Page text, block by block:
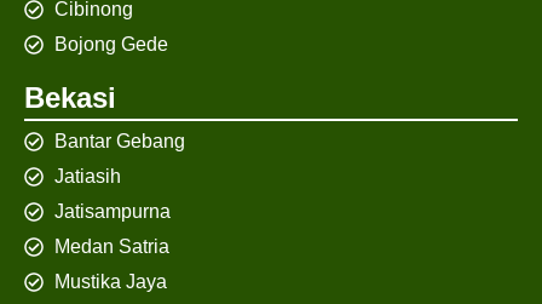
Cibinong
Bojong Gede
Bekasi
Bantar Gebang
Jatiasih
Jatisampurna
Medan Satria
Mustika Jaya